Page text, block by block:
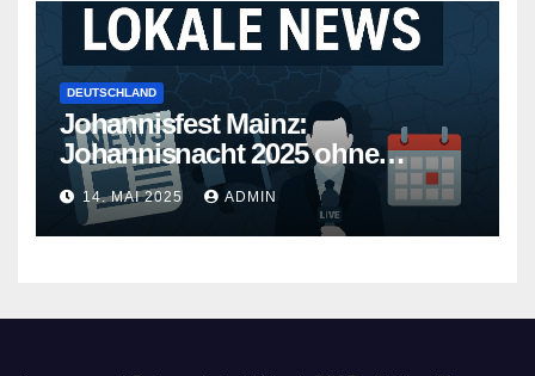
DEUTSCHLAND
Johannisfest Mainz:
Johannisnacht 2025 ohne
Feuerwerk
14. MAI 2025 ADMIN